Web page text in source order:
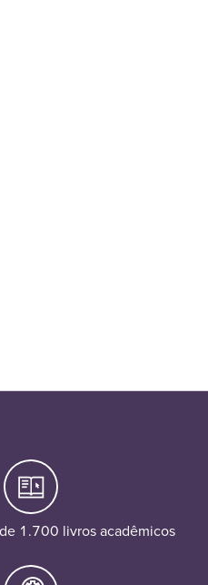
1.700 livros acadêmicos